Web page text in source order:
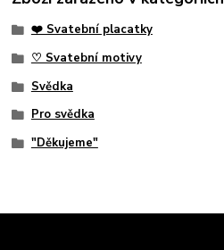
❤️ Svatební placatky
♡ Svatební motivy
Svědka
Pro svědka
"Děkujeme"